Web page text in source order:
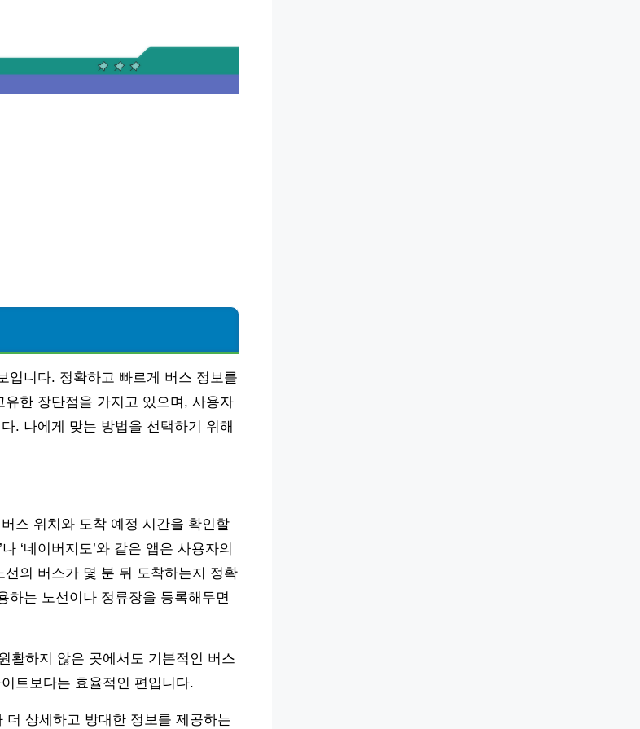
입니다. 정확하고 빠르게 버스 정보를
한 장단점을 가지고 있으며, 사용자
. 나에게 맞는 방법을 선택하기 위해
스 위치와 도착 예정 시간을 확인할
‘네이버지도’와 같은 앱은 사용자의
의 버스가 몇 분 뒤 도착하는지 정확
하는 노선이나 정류장을 등록해두면
활하지 않은 곳에서도 기본적인 버스
트보다는 효율적인 편입니다.
상세하고 방대한 정보를 제공하는